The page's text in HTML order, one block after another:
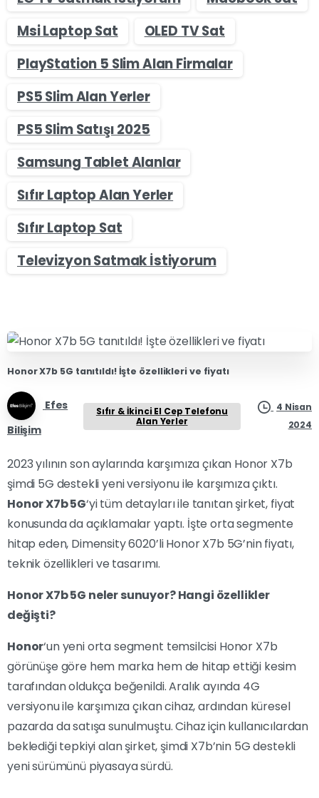
Msi Laptop Sat
OLED TV Sat
PlayStation 5 Slim Alan Firmalar
PS5 Slim Alan Yerler
PS5 Slim Satışı 2025
Samsung Tablet Alanlar
Sıfır Laptop Alan Yerler
Sıfır Laptop Sat
Televizyon Satmak İstiyorum
Honor X7b 5G tanıtıldı! İşte özellikleri ve fiyatı
Efes
Bilişim
Sıfır & İkinci El Cep Telefonu
Alan Yerler
4 Nisan
2024
2023 yılının son aylarında karşımıza çıkan Honor X7b
şimdi 5G destekli yeni versiyonu ile karşımıza çıktı.
Honor X7b 5G‘yi tüm detayları ile tanıtan şirket, fiyat
konusunda da açıklamalar yaptı. İşte orta segmente
hitap eden, Dimensity 6020’li Honor X7b 5G’nin fiyatı,
teknik özellikleri ve tasarımı.
Honor X7b 5G neler sunuyor? Hangi özellikler
değişti?
Honor‘un yeni orta segment temsilcisi Honor X7b
görünüşe göre hem marka hem de hitap ettiği kesim
tarafından oldukça beğenildi. Aralık ayında 4G
versiyonu ile karşımıza çıkan cihaz, ardından küresel
pazarda da satışa sunulmuştu. Cihaz için kullanıcılardan
beklediği tepkiyi alan şirket, şimdi X7b’nin 5G destekli
yeni sürümünü piyasaya sürdü.